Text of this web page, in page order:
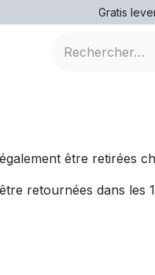
Gratis
être retirées
retournées dans